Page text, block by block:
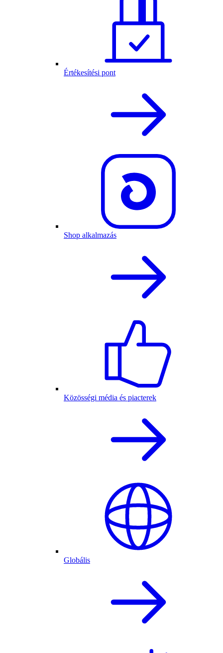
Értékesítési pont
Shop alkalmazás
Közösségi média és piacterek
Globális